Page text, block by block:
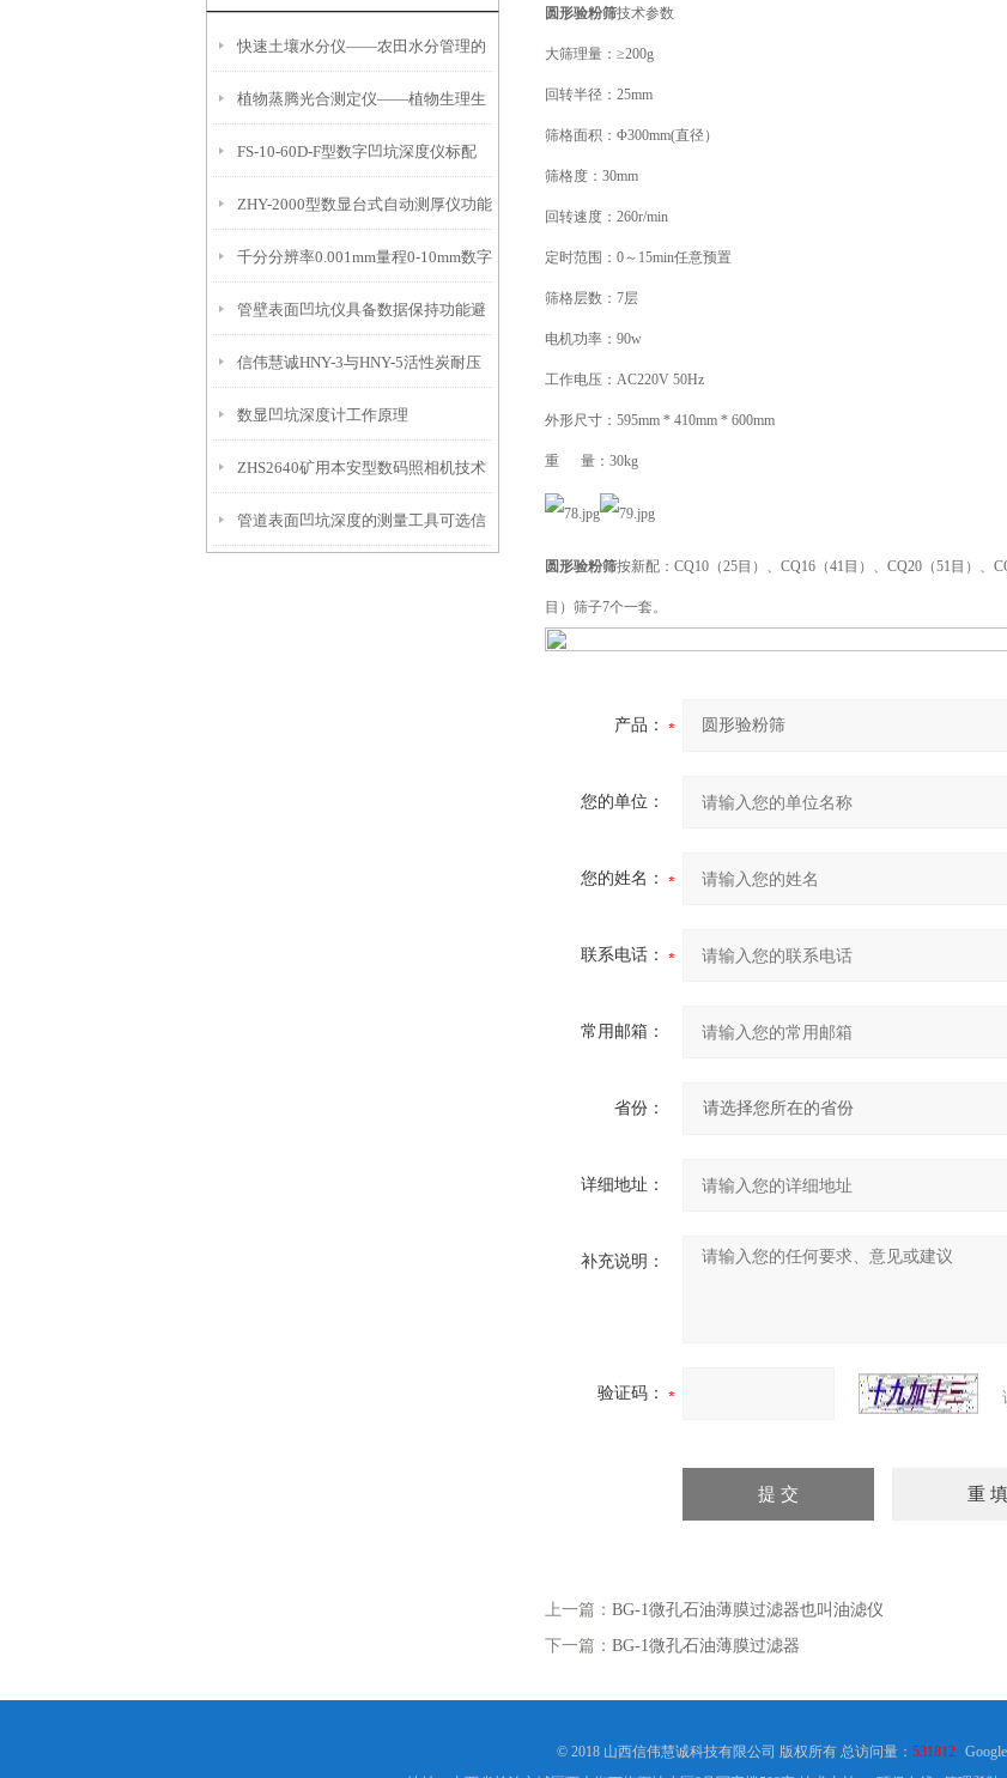
快速土壤水分仪——农田水分管理的
便携式检测工具
植物蒸腾光合测定仪——植物生理生
态的实时监测设备
FS-10-60D-F型数字凹坑深度仪标配
IP54级表头分辨率0.01mm量程
10mm！
ZHY-2000型数显台式自动测厚仪功能
特点
千分分辨率0.001mm量程0-10mm数字
埋头度仪技术参数！
管壁表面凹坑仪具备数据保持功能避
免测试过程中测针移动导致数据变动
信伟慧诚HNY-3与HNY-5活性炭耐压
强度测定仪技术参数！
数显凹坑深度计工作原理
ZHS2640矿用本安型数码照相机技术
参数！
管道表面凹坑深度的测量工具可选信
圆形验粉筛技术参数
大筛理量：≥200g
回转半径：25mm
筛格面积：Φ300mm(直径）
筛格度：30mm
回转速度：260r/min
定时范围：0～15min任意预置
筛格层数：7层
电机功率：90w
工作电压：AC220V 50Hz
外形尺寸：595mm * 410mm * 600mm
重 量：30kg
圆形验粉筛按新配：CQ10（25目）、CQ16（41目）、CQ20（51目）、
目）筛子7个一套。
产品：
您的单位：
您的姓名：
联系电话：
常用邮箱：
省份：
详细地址：
补充说明：
验证码：
上一篇： BG-1微孔石油薄膜过滤器也叫油滤仪
下一篇： BG-1微孔石油薄膜过滤器
© 2018 山西信伟慧诚科技有限公司 版权所有 总访问量： 531812